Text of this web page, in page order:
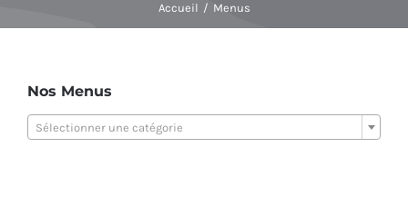
Accueil Menus
Nos Menus
Sélectionner une catégorie